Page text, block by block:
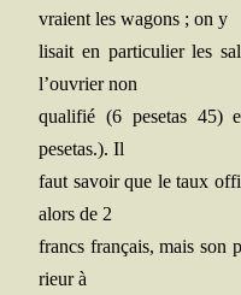
vraient les wagons ; on y
lisait en par­ti­cu­lier les
l’ouvrier non
qua­li­fié (6 pese­tas 45)
pese­tas.). Il
faut savoir que le taux
alors de 2
francs fran­çais, mais son
rieur à